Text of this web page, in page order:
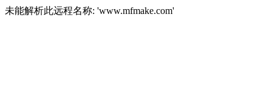
未能解析此远程名称: 'www.mfmake.com'